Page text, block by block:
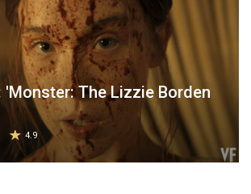
'Monster: The Lizzie Borden
4.9